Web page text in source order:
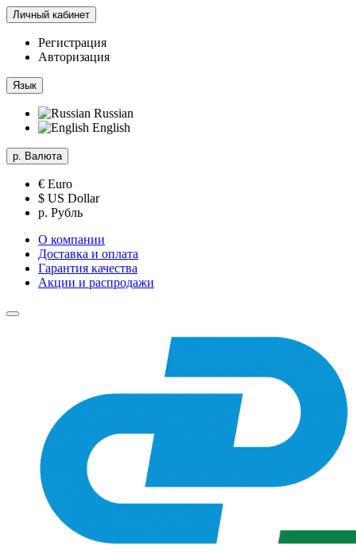
Личный кабинет
Регистрация
Авторизация
Язык
Russian
English
р. Валюта
€ Euro
$ US Dollar
р. Рубль
О компании
Доставка и оплата
Гарантия качества
Акции и распродажи